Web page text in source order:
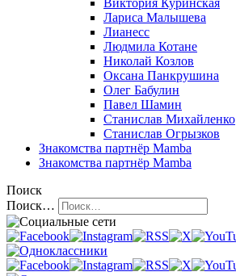
Виктория Куринская
Лариса Малышева
Лианесс
Людмила Котане
Николай Козлов
Оксана Панкрушина
Олег Бабулин
Павел Шамин
Станислав Михайленко
Станислав Огрызков
Знакомства партнёр Mamba
Знакомства партнёр Mamba
Поиск
Поиск…